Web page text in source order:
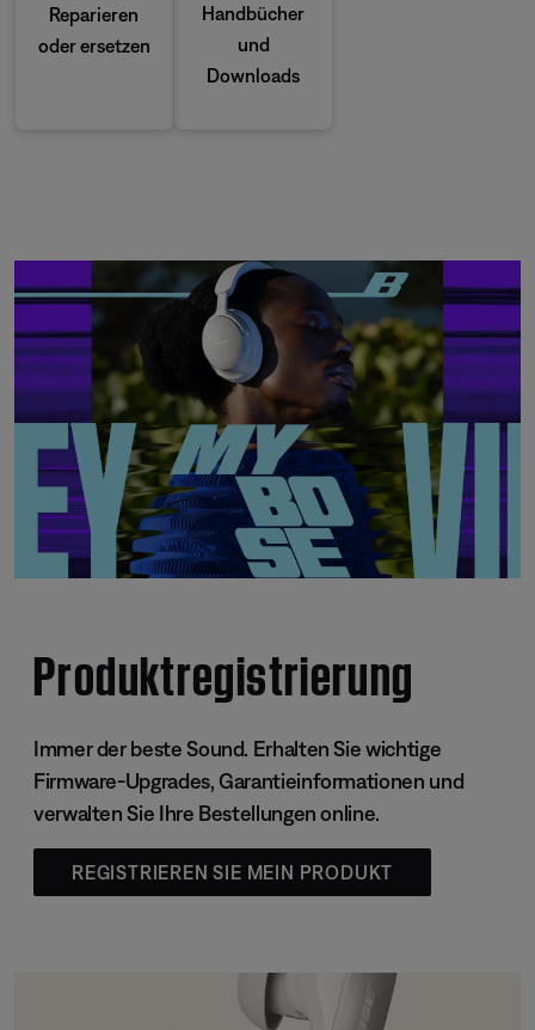
Reparieren
oder ersetzen
Handbücher
und
Downloads
Produktregistrierung
Immer der beste Sound. Erhalten Sie wichtige
Firmware-Upgrades, Garantieinformationen und
verwalten Sie Ihre Bestellungen online.
REGISTRIEREN SIE MEIN PRODUKT